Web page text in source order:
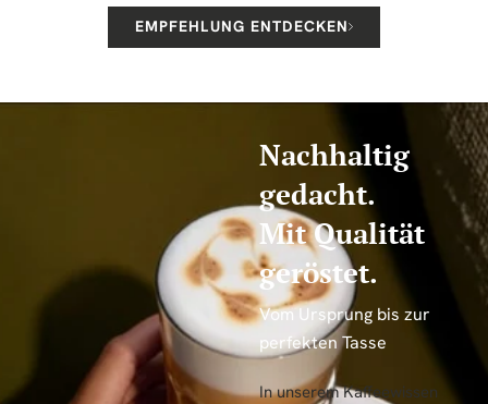
EMPFEHLUNG ENTDECKEN
Nachhaltig
gedacht.
Mit Qualität
geröstet.
Vom Ursprung bis zur
perfekten Tasse
In unserem Kaffeewissen